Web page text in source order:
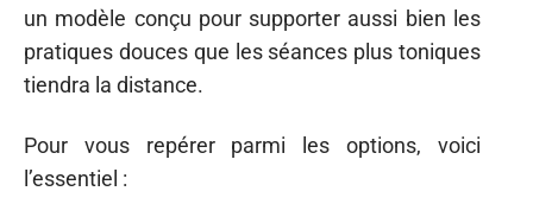
un modèle conçu pour supporter aussi bien les
pratiques douces que les séances plus toniques
tiendra la distance.
Pour vous repérer parmi les options, voici
l’essentiel :